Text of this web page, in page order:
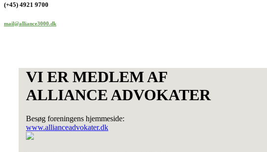
(+45) 4921 9700
mail@alliance3000.dk
VI ER MEDLEM AF
ALLIANCE ADVOKATER
Besøg foreningens hjemmeside:
www.allianceadvokater.dk